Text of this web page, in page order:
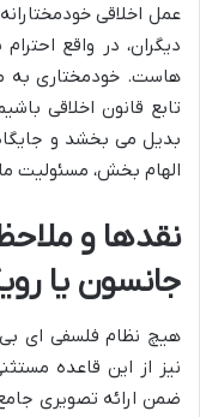
عمل اخلاقی
دیگران، در واقع
هاست. خودمختاری به
تابع قانون اخلاقی
بدیل می بخشد و
الهام بخش، مسئولیت
نقدها و
جانسون یا
هیچ نظام فلسفی ای
نیز از این قاعده
ضمن ارائه تصویری جامع